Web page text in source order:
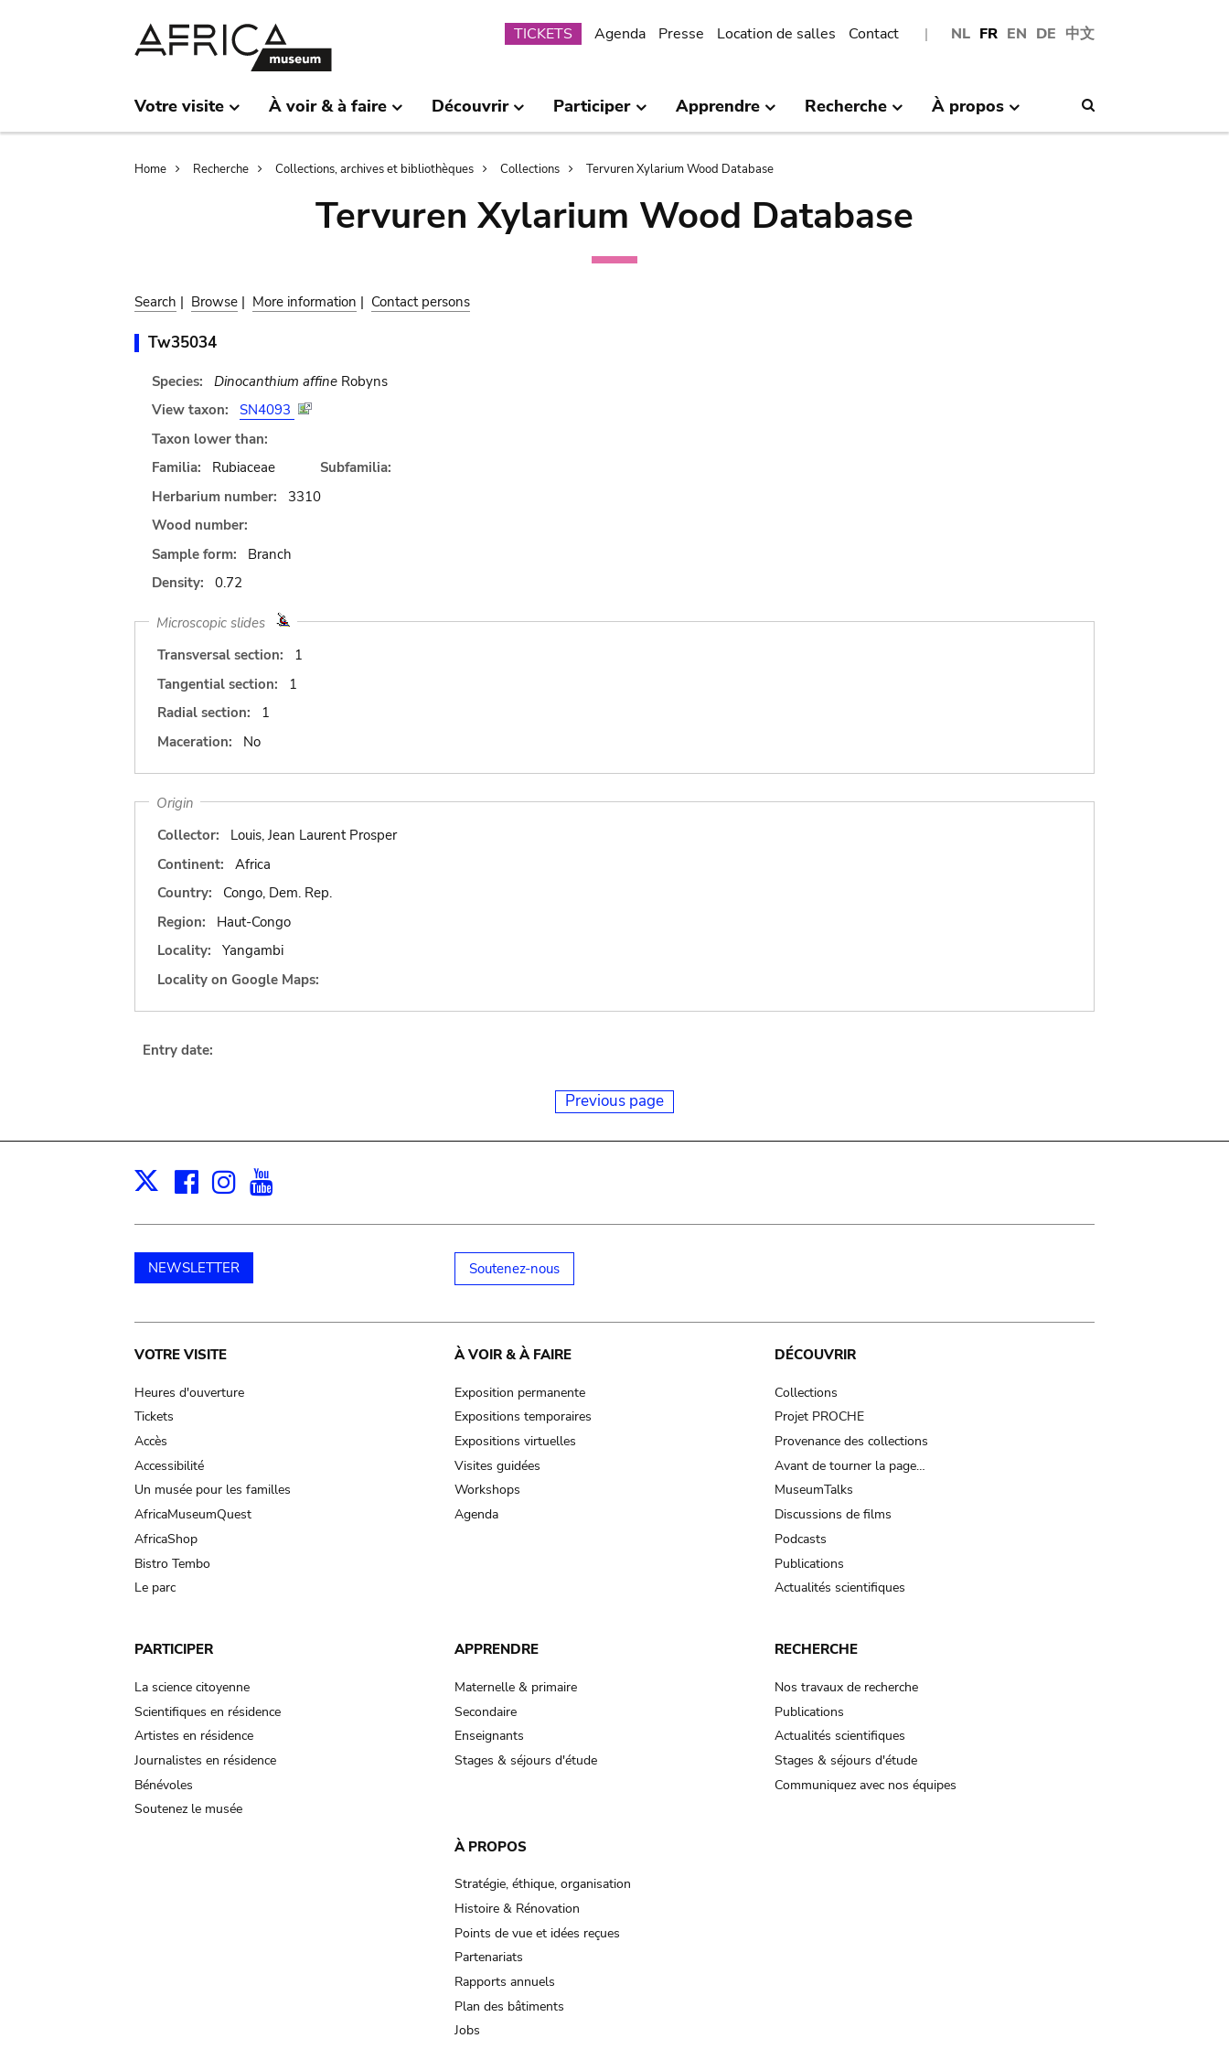
NL FR EN DE 中文
Submenu
TICKETS Agenda Presse Location de salles Contact
Votre visite À voir & à faire Découvrir Participer Apprendre Recherche À propos
Breadcrumb
Home Recherche Collections, archives et bibliothèques Collections Tervuren Xylarium Wood Database
Tervuren Xylarium Wood Database
Search | Browse | More information | Contact persons
Tw35034
Species: Dinocanthium affineRobyns
View taxon:
SN4093
Taxon lower than:
Familia:
Rubiaceae
Subfamilia:
Herbarium number:
3310
Wood number:
Sample form:
Branch
Density:
0.72
Microscopic slides
Transversal section:
1
Tangential section:
1
Radial section:
1
Maceration:
No
Origin
Collector:
Louis, Jean Laurent Prosper
Continent:
Africa
Country:
Congo, Dem. Rep.
Region:
Haut-Congo
Locality:
Yangambi
Locality on Google Maps:
Entry date:
Previous page
X Facebook
Instagram
NEWSLETTER Soutenez-nous
Main
navigation
VOTRE VISITE
Heures d'ouverture
Tickets
Accès
Accessibilité
Un musée pour les familles
AfricaMuseumQuest
AfricaShop
Bistro Tembo
Le parc
À VOIR & À FAIRE
Exposition permanente
Expositions temporaires
Expositions virtuelles
Visites guidées
Workshops
Agenda
DÉCOUVRIR
Collections
Projet PROCHE
Provenance des collections
Avant de tourner la page…
MuseumTalks
Discussions de films
Podcasts
Publications
Actualités scientifiques
PARTICIPER
La science citoyenne
Scientifiques en résidence
Artistes en résidence
Journalistes en résidence
Bénévoles
Soutenez le musée
APPRENDRE
Maternelle & primaire
Secondaire
Enseignants
Stages & séjours d'étude
RECHERCHE
Nos travaux de recherche
Publications
Actualités scientifiques
Stages & séjours d'étude
Communiquez avec nos équipes
À PROPOS
Stratégie, éthique, organisation
Histoire & Rénovation
Points de vue et idées reçues
Partenariats
Rapports annuels
Plan des bâtiments
Jobs